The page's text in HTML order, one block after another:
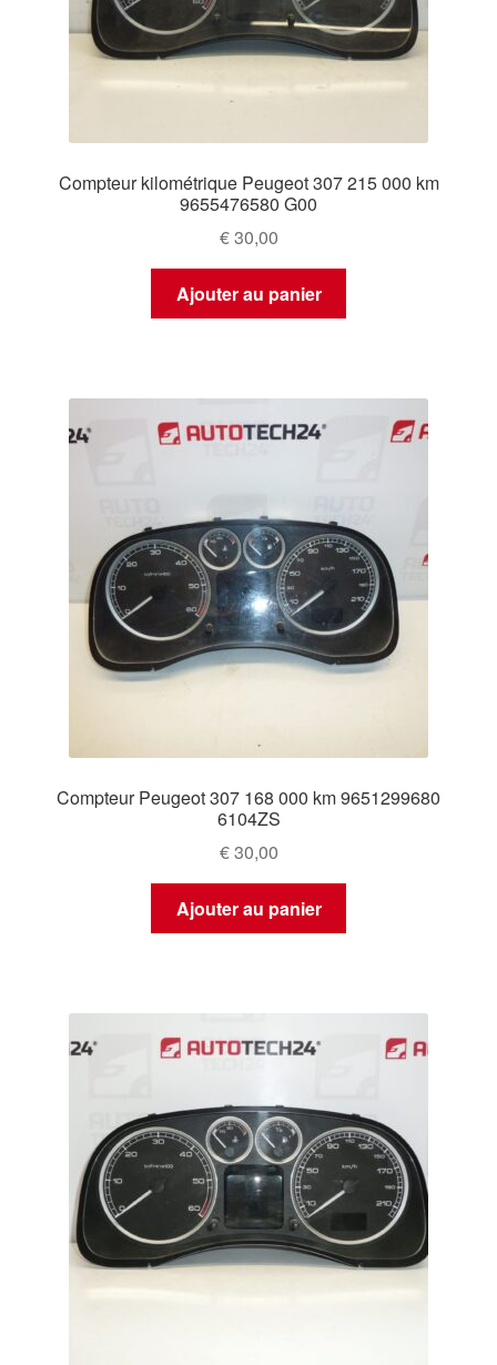
Compteur kilométrique Peugeot 307 215 000 km
9655476580 G00
€30,00
Ajouter au panier
Compteur Peugeot 307 168 000 km 9651299680
6104ZS
€30,00
Ajouter au panier